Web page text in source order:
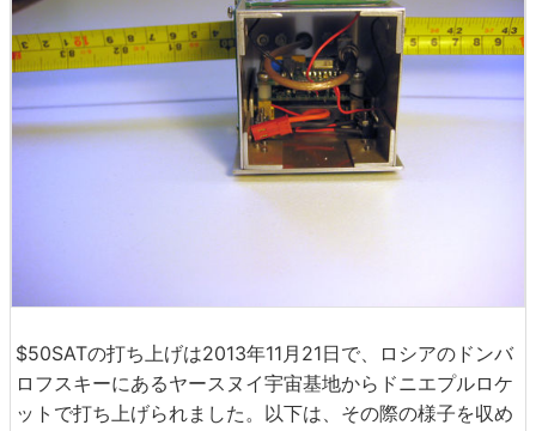
$50SATの打ち上げは2013年11月21日で、ロシアのドンバ
ロフスキーにあるヤースヌイ宇宙基地からドニエプルロケ
ットで打ち上げられました。以下は、その際の様子を収め